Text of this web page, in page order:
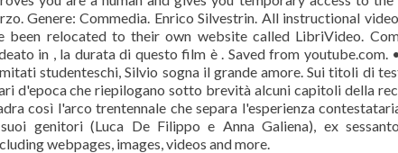
Genere: Commedia. Enrico Silvestrin. All instructional
been relocated to their own website called LibriVideo.
in , la durata di questo film è . Saved from youtube.com.
studenteschi, Silvio sogna il grande amore. Sui titoli di
d'epoca che riepilogano sotto brevità alcuni capitoli della
così l'arco trentennale che separa l'esperienza
genitori (Luca De Filippo e Anna Galiena), ex
webpages, images, videos and more.